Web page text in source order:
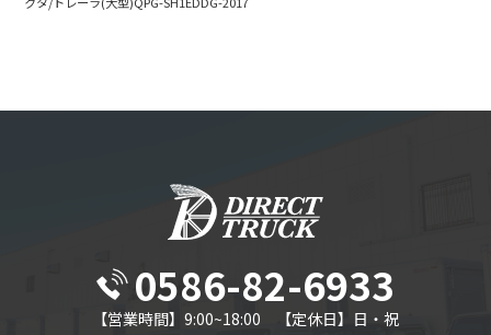
0586-82-6933
【営業時間】9:00~18:00 【定休日】日・祝